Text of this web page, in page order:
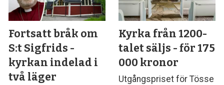
Fortsatt bråk om
S:t Sigfrids -
kyrkan indelad i
två läger
Kyrka från 1200-
talet säljs - för 175
000 kronor
Utgångspriset för Tösse